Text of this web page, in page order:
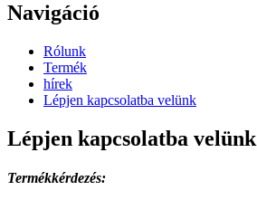
Navigáció
Rólunk
Termék
hírek
Lépjen kapcsolatba velünk
Lépjen kapcsolatba velünk
Termékkérdezés: